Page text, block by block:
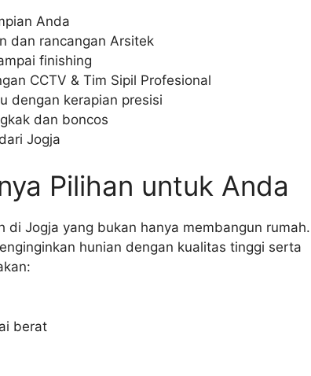
Anda
dan rancangan Arsitek
finishing
CCTV & Tim Sipil Profesional
dengan kerapian presisi
dan boncos
Jogja
Pilihan untuk Anda
di Jogja yang bukan hanya membangun rumah.
hunian dengan kualitas tinggi serta
berat